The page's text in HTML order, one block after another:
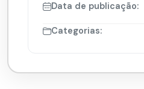
Data de publicação:
Categorias: